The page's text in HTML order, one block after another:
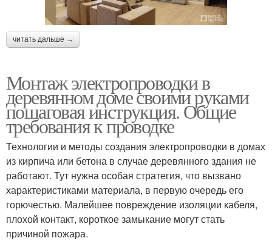
Ретро проводки
Материалы для ретро
Наружная проводка
Проводка под точечные
светильники
читать дальше →
Монтаж электропроводки в
деревянном доме своими руками
пошаговая инструкция. Общие
требования к проводке
Технологии и методы создания электропроводки в домах
из кирпича или бетона в случае деревянного здания не
работают. Тут нужна особая стратегия, что вызвано
характеристиками материала, в первую очередь его
горючестью. Малейшее повреждение изоляции кабеля,
плохой контакт, короткое замыкание могут стать
причиной пожара.